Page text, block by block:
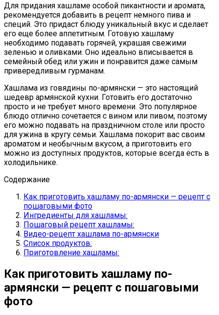
Для придания хашламе особой пикантности и аромата,
рекомендуется добавить в рецепт немного пива и
специй. Это придаст блюду уникальный вкус и сделает
его еще более аппетитным. Готовую хашламу
необходимо подавать горячей, украшая свежими
зеленью и оливками. Оно идеально вписывается в
семейный обед или ужин и понравится даже самым
привередливым гурманам.
Хашлама из говядины по-армянски — это настоящий
шедевр армянской кухни. Готовить его достаточно
просто и не требует много времени. Это популярное
блюдо отлично сочетается с вином или пивом, поэтому
его можно подавать на праздничном столе или просто
для ужина в кругу семьи. Хашлама покорит вас своим
ароматом и необычным вкусом, а приготовить его
можно из доступных продуктов, которые всегда есть в
холодильнике.
Содержание
Как приготовить хашламу по-армянски — рецепт с
пошаговыми фото
Ингредиенты для хашламы:
Пошаговый рецепт хашламы:
Видео-рецепт хашлама по-армянски
Список продуктов:
Приготовление хашламы:
Как приготовить хашламу по-
армянски — рецепт с пошаговыми
фото